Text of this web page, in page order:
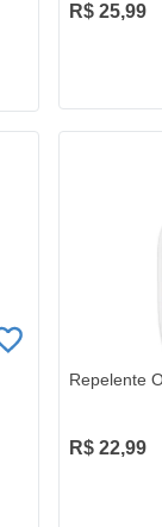
R$ 25,99
Repelente
R$ 22,99